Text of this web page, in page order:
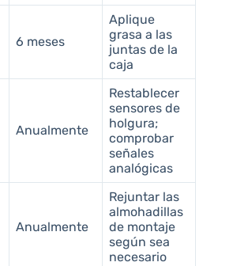
6 meses
Aplique
grasa a las
juntas de la
caja
Anualmente
Restablecer
sensores de
holgura;
comprobar
señales
analógicas
Anualmente
Rejuntar las
almohadillas
de montaje
según sea
necesario